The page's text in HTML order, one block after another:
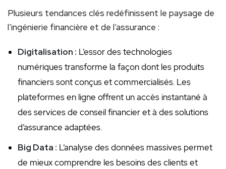
Plusieurs ‌tendances ​clés⁢ redéfinissent le ⁤paysage de
l’ingénierie financière et de l’assurance :
Digitalisation : L’essor des technologies‍
numériques transforme la façon dont les produits
financiers sont conçus et commercialisés. Les
plateformes en ligne offrent un‍ accès instantané à
des services de conseil ⁢financier‌ et à des solutions
d’assurance adaptées.
Big Data ⁢: ​L’analyse des données massives permet
de mieux ⁢comprendre les ⁢besoins des clients et